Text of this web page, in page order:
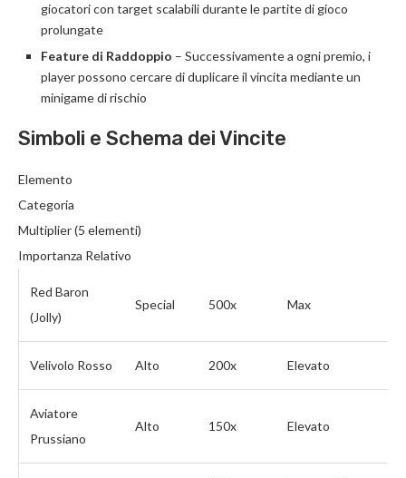
giocatori con target scalabili durante le partite di gioco
prolungate
Feature di Raddoppio – Successivamente a ogni premio, i
player possono cercare di duplicare il vincita mediante un
minigame di rischio
Simboli e Schema dei Vincite
Elemento
Categoria
Multiplier (5 elementi)
Importanza Relativo
Red Baron
(Jolly)
Special 500x Max
Velivolo Rosso Alto 200x Elevato
Aviatore
Prussiano
Alto 150x Elevato